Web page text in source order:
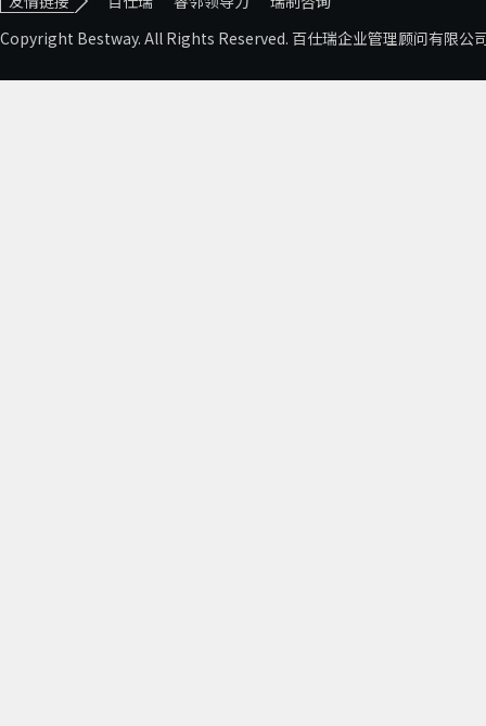
Copyright Bestway. All Rights Reserved. 百仕瑞企业管理顾问有限公